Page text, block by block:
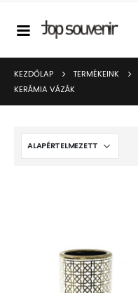
KEZDŐLAP TERMÉKEINK
KERÁMIA VÁZÁK